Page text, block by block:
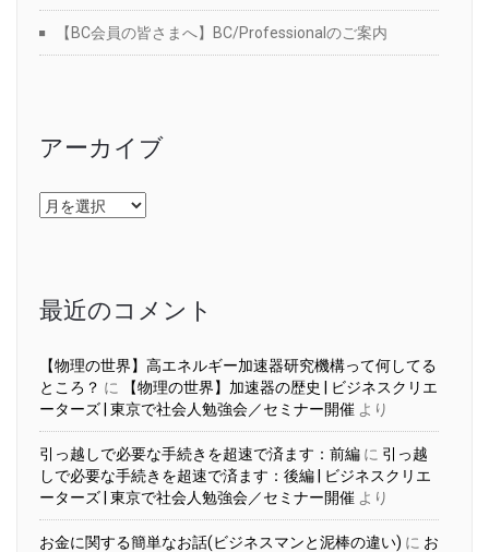
【BC会員の皆さまへ】BC/Professionalのご案内
アーカイブ
ア
ー
最近のコメント
【物理の世界】高エネルギー加速器研究機構って何してる
ところ？ に
【物理の世界】加速器の歴史 | ビジネスクリエ
ーターズ | 東京で社会人勉強会／セミナー開催 より
引っ越しで必要な手続きを超速で済ます：前編 に 引っ越
しで必要な手続きを超速で済ます：後編 | ビジネスクリエ
ーターズ | 東京で社会人勉強会／セミナー開催 より
お金に関する簡単なお話(ビジネスマンと泥棒の違い) に お